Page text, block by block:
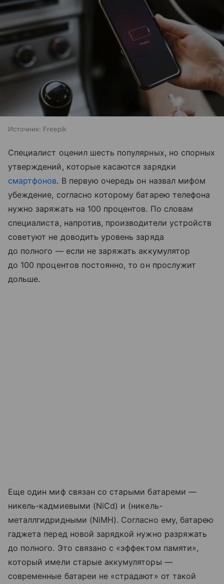
Источник: Freepik
Специалист оценил шесть популярных, но спорных
утверждений, которые касаются зарядки
смартфонов. В первую очередь он назвал мифом
убеждение, согласно которому батарею телефона
нужно заряжать на 100 процентов. По словам
специалиста, напротив, производители устройств
советуют не доводить уровень заряда
до полного — если не заряжать аккумулятор
до 100 процентов постоянно, то он прослужит
дольше.
Еще один миф связан со старыми батареми —
никель-кадмиевыми (NiCd) и (никель-
металлгидридными (NiMH). Согласно ему, батарею
гаджета перед новой зарядкой нужно разряжать
до полного. Это связано с «эффектом памяти»,
который имели старые аккумуляторы —
современные батареи не «страдают» от такой